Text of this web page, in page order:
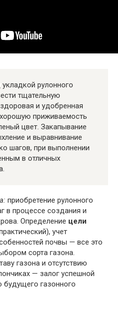
рулонного
тщательную
и удобренная
приживаемость
цвет. Закапывание
и выравнивание
шагов, при выполнении
в отличных
приобретение рулонного
в процессе создания и
Определение цели
учет
почвы — все это
сорта газона.
газона и отсутствию
— залог успешной
будущего газонного